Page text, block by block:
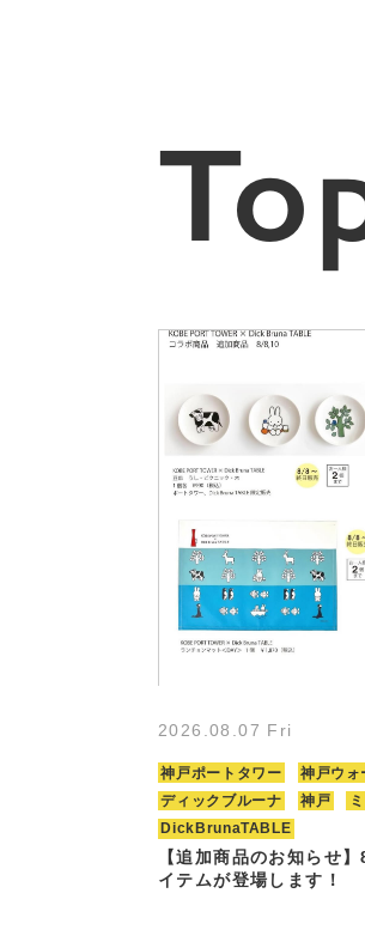
2026.08.07 Fri
神戸ポートタワー
神戸ウォ
ディックブルーナ
神戸
DickBrunaTABLE
【追加商品のお知らせ
イテムが登場します！